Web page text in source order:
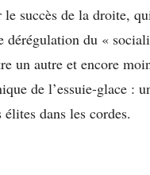
succès de la droite,
du «
un autre et encore
de l’essuie-glace :
dans les cordes.